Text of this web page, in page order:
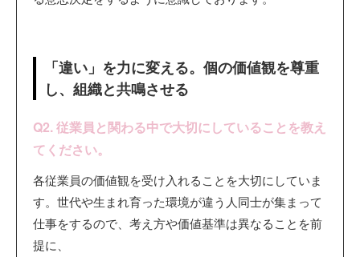
「違い」を力に変える。個の価値観を尊重
し、組織と共鳴させる
Q2. 従業員と関わる中で大切にしていることを教え
てください。
各従業員の価値観を受け入れることを大切にしていま
す。世代や生まれ育った環境が違う人同士が集まって
仕事をするので、考え方や価値基準は異なることを前
提に、